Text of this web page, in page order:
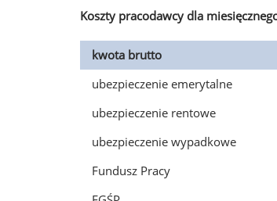
Koszty pracodawcy dla
kwota brutto
ubezpieczenie emerytalne
ubezpieczenie rentowe
ubezpieczenie wypadkowe
Fundusz Pracy